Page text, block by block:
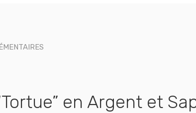
en Argent et